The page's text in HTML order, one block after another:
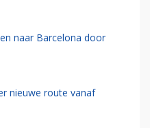
naar Barcelona door
nieuwe route vanaf